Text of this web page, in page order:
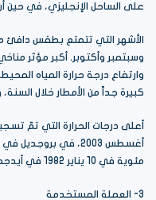
على الساحل الإنجليزي، في حين
الأشهر التي تتمتع بطقس دافئ
وسبتمبر وأكتوبر. أكبر مؤثر
وارتفاع درجة حرارة المياه
كبيرة جداً من الأمطار خلال
مئوية في 10 يناير 1982 في أيدجموند، شروبشير.
3- العملة المستخدمة